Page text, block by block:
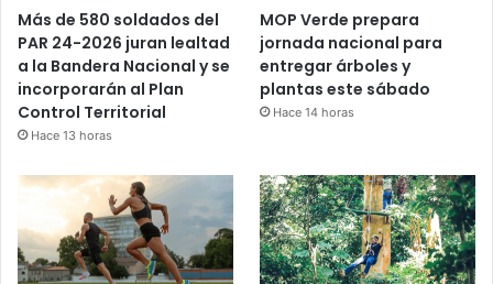
Más de 580 soldados del
PAR 24-2026 juran lealtad
a la Bandera Nacional y se
incorporarán al Plan
Control Territorial
Hace 13 horas
MOP Verde prepara
jornada nacional para
entregar árboles y
plantas este sábado
Hace 14 horas